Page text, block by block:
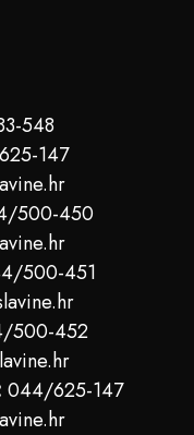
548
147
500-450
500-451
500-452
044/625-147